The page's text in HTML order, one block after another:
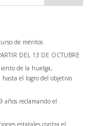
de méritos
DEL 13 DE OCTUBRE
de la huelga,
el logro del objetivo
años reclamando el
estatales contra el